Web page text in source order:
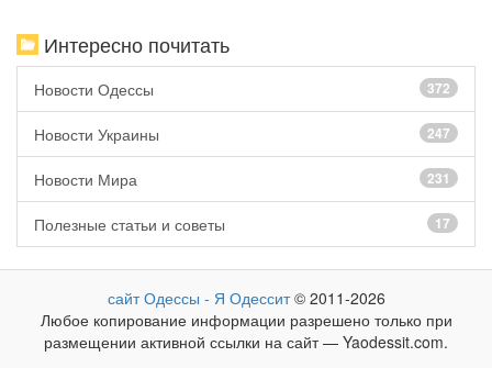
Интересно почитать
Новости Одессы 372
Новости Украины 247
Новости Мира 231
Полезные статьи и советы 17
сайт Одессы - Я Одессит© 2011-2026
Любое копирование информации разрешено только при
размещении активной ссылки на сайт — Yaodessit.com.